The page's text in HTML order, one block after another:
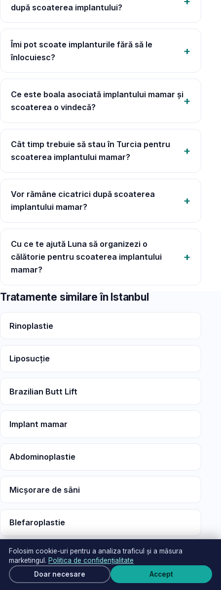
după scoaterea implantului?
Îmi pot scoate implanturile fără să le
înlocuiesc?
Ce este boala asociată implantului mamar și
scoaterea o vindecă?
Cât timp trebuie să stau în Turcia pentru
scoaterea implantului mamar?
Vor rămâne cicatrici după scoaterea
implantului mamar?
Cu ce te ajută Luna să organizezi o
călătorie pentru scoaterea implantului
mamar?
Tratamente similare în Istanbul
Rinoplastie
Liposucție
Brazilian Butt Lift
Implant mamar
Abdominoplastie
Micșorare de sâni
Blefaroplastie
Ginecomastie
Cere ofertă
Folosim cookie-uri pentru a analiza traficul și a măsura
marketingul. Politica de confidențialitate
Doar necesare
Accept